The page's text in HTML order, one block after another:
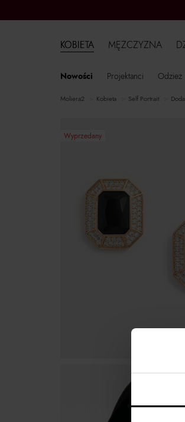
KOBIETA
Nowości Projektanci Odzież
MĘŻCZYZNA
moliera2 kobieta Self Portrait
Wyprzedany